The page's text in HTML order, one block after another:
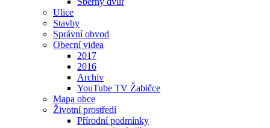
Ulice
Stavby
Správní obvod
Obecní videa
2017
2016
Archiv
YouTube TV Žabičce
Mapa obce
Životní prostředí
Přírodní podmínky